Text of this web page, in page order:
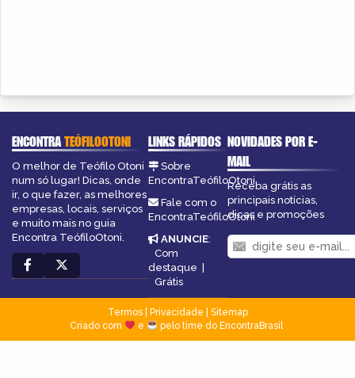
ENCONTRATEÓFILOOTONI
O melhor de Teófilo Otoni
num só lugar! Dicas, onde
ir, o que fazer, as melhores
empresas, locais, serviços
e muito mais no guia
Encontra TeófiloOtoni.
LINKS RÁPIDOS
Sobre
EncontraTeófiloOtoni
Fale com o
EncontraTeófiloOtoni
ANUNCIE:
Com
destaque |
Grátis
NOVIDADES POR E-
MAIL
Receba grátis as
principais notícias,
dicas e promoções
Termos| Privacidade
Sitemap
Criado com
e pelo time do EncontraBrasil